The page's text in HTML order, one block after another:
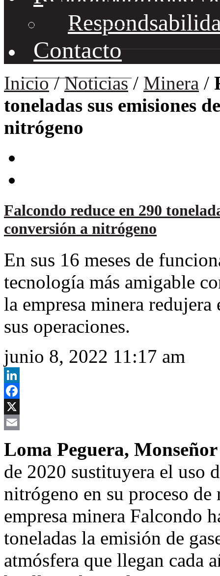
Contacto
Inicio/Noticias/ Minera /
toneladas sus emisiones
nitrógeno
Falcondo reduce en 290
conversión a nitrógeno
En sus 16 meses de
tecnología más amigable
la empresa minera
sus operaciones.
junio 8, 2022 11:17 am
LinkedIn
Facebook
X
Loma Peguera,
de 2020 sustituyera el uso
nitrógeno en su proceso
empresa minera Falcondo
toneladas la emisión de
atmósfera que llegan cada